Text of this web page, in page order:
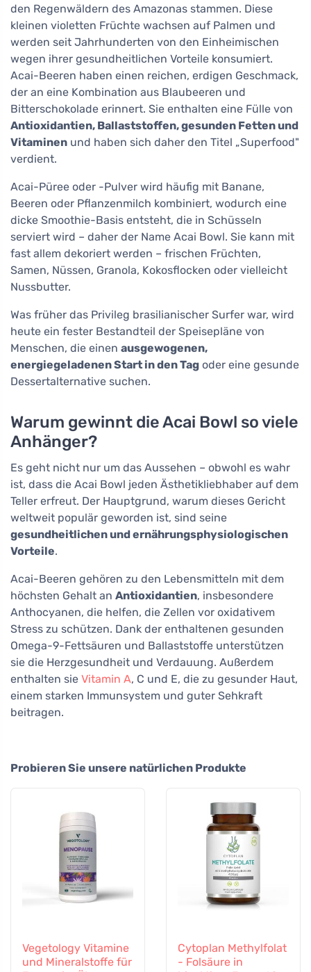
den Regenwäldern des Amazonas stammen. Diese
kleinen violetten Früchte wachsen auf Palmen und
werden seit Jahrhunderten von den Einheimischen
wegen ihrer gesundheitlichen Vorteile konsumiert.
Acai-Beeren haben einen reichen, erdigen Geschmack,
der an eine Kombination aus Blaubeeren und
Bitterschokolade erinnert. Sie enthalten eine Fülle von
Antioxidantien, Ballaststoffen, gesunden Fetten und
Vitaminen und haben sich daher den Titel „Superfood"
verdient.
Acai-Püree oder -Pulver wird häufig mit Banane,
Beeren oder Pflanzenmilch kombiniert, wodurch eine
dicke Smoothie-Basis entsteht, die in Schüsseln
serviert wird – daher der Name Acai Bowl. Sie kann mit
fast allem dekoriert werden – frischen Früchten,
Samen, Nüssen, Granola, Kokosflocken oder vielleicht
Nussbutter.
Was früher das Privileg brasilianischer Surfer war, wird
heute ein fester Bestandteil der Speisepläne von
Menschen, die einen ausgewogenen,
energiegeladenen Start in den Tag oder eine gesunde
Dessertalternative suchen.
Warum gewinnt die Acai Bowl so viele
Anhänger?
Es geht nicht nur um das Aussehen – obwohl es wahr
ist, dass die Acai Bowl jeden Ästhetikliebhaber auf dem
Teller erfreut. Der Hauptgrund, warum dieses Gericht
weltweit populär geworden ist, sind seine
gesundheitlichen und ernährungsphysiologischen
Vorteile.
Acai-Beeren gehören zu den Lebensmitteln mit dem
höchsten Gehalt an Antioxidantien, insbesondere
Anthocyanen, die helfen, die Zellen vor oxidativem
Stress zu schützen. Dank der enthaltenen gesunden
Omega-9-Fettsäuren und Ballaststoffe unterstützen
sie die Herzgesundheit und Verdauung. Außerdem
enthalten sie Vitamin A, C und E, die zu gesunder Haut,
einem starken Immunsystem und guter Sehkraft
beitragen.
Probieren Sie unsere natürlichen Produkte
Vegetology Vitamine
und Mineralstoffe für
Cytoplan Methylfolat
- Folsäure in